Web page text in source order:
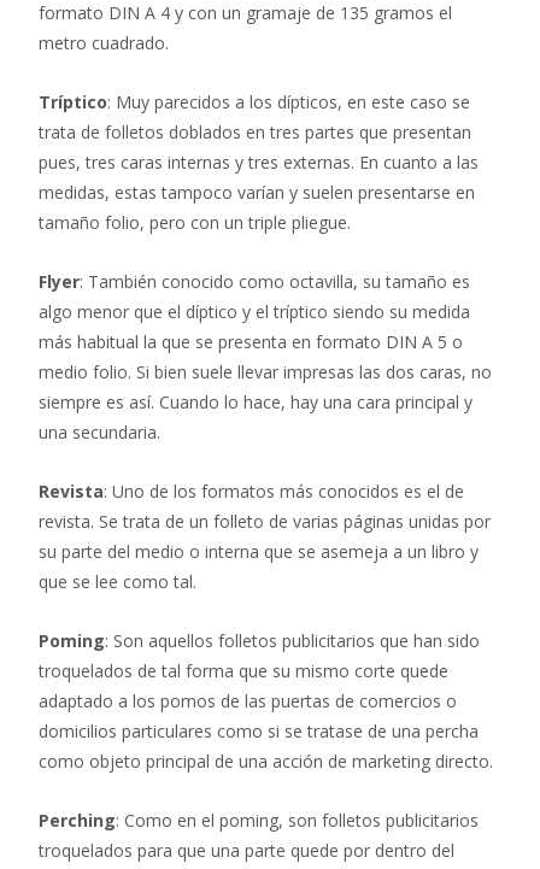
formato DIN A 4 y con un gramaje de 135 gramos el
metro cuadrado.
Tríptico: Muy parecidos a los dípticos, en este caso se
trata de folletos doblados en tres partes que presentan
pues, tres caras internas y tres externas. En cuanto a las
medidas, estas tampoco varían y suelen presentarse en
tamaño folio, pero con un triple pliegue.
Flyer: También conocido como octavilla, su tamaño es
algo menor que el díptico y el tríptico siendo su medida
más habitual la que se presenta en formato DIN A 5 o
medio folio. Si bien suele llevar impresas las dos caras, no
siempre es así. Cuando lo hace, hay una cara principal y
una secundaria.
Revista: Uno de los formatos más conocidos es el de
revista. Se trata de un folleto de varias páginas unidas por
su parte del medio o interna que se asemeja a un libro y
que se lee como tal.
Poming: Son aquellos folletos publicitarios que han sido
troquelados de tal forma que su mismo corte quede
adaptado a los pomos de las puertas de comercios o
domicilios particulares como si se tratase de una percha
como objeto principal de una acción de marketing directo.
Perching: Como en el poming, son folletos publicitarios
troquelados para que una parte quede por dentro del